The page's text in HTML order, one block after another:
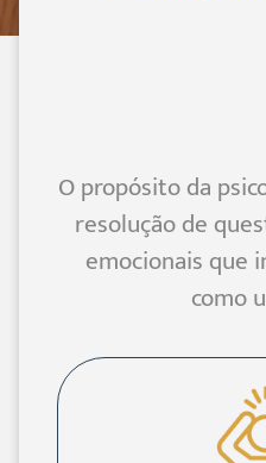
O propósito da
resolução de
emocionais que
como